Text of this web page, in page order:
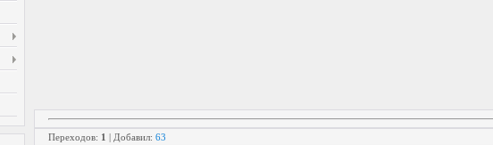
Переходов: 1 | Добавил: 63